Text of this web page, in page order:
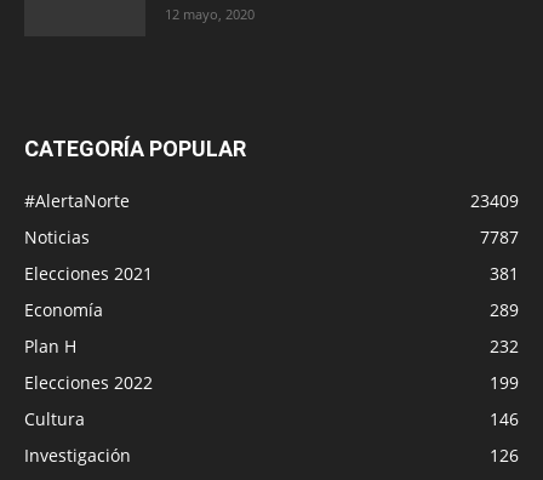
12 mayo, 2020
CATEGORÍA POPULAR
#AlertaNorte
23409
Noticias
7787
Elecciones 2021
381
Economía
289
Plan H
232
Elecciones 2022
199
Cultura
146
Investigación
126